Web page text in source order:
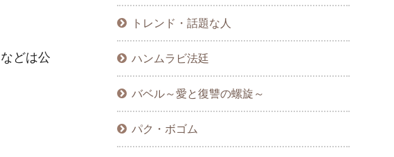
などは公
トレンド・話題な人
ハンムラビ法廷
バベル～愛と復讐の螺旋～
パク・ボゴム